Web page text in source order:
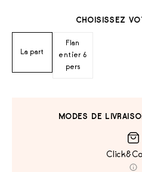
CHOISISSEZ
La part
Flan
entier 6
pers
MODES DE